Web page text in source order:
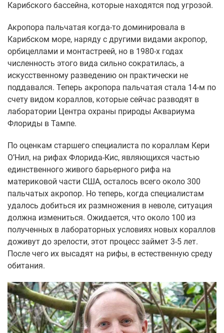
Карибского бассейна, которые находятся под угрозой.
Акропора пальчатая когда-то доминировала в
Карибском море, наряду с другими видами акропор,
орбицеллами и монтастреей, но в 1980-х годах
численность этого вида сильно сократилась, а
искусственному разведению он практически не
поддавался. Теперь акропора пальчатая стала 14-м по
счету видом кораллов, которые сейчас разводят в
лаборатории Центра охраны природы Аквариума
Флориды в Тампе.
По оценкам старшего специалиста по кораллам Кери
О’Нил, на рифах Флорида-Кис, являющихся частью
единственного живого барьерного рифа на
материковой части США, осталось всего около 300
пальчатых акропор. Но теперь, когда специалистам
удалось добиться их размножения в неволе, ситуация
должна измениться. Ожидается, что около 100 из
полученных в лабораторных условиях новых кораллов
доживут до зрелости, этот процесс займет 3-5 лет.
После чего их высадят на рифы, в естественную среду
обитания.